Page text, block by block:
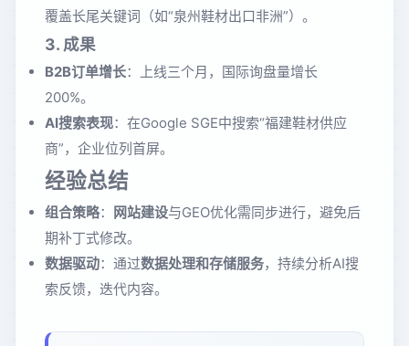
覆盖长尾关键词（如“泉州鞋材出口非洲”）。
3. 成果
B2B订单增长：上线三个月，国际询盘量增长
200%。
AI搜索表现：在Google SGE中搜索“福建鞋材供应
商”，企业位列首屏。
经验总结
组合策略： 网站建设与GEO优化需同步进行，避免后
期补丁式修改。
数据驱动：通过数据处理和存储服务，持续分析AI搜
索反馈，迭代内容。